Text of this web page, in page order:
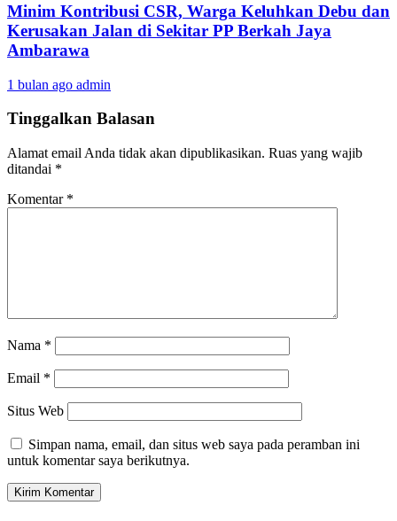
Minim Kontribusi CSR, Warga Keluhkan Debu dan
Kerusakan Jalan di Sekitar PP Berkah Jaya
Ambarawa‎
1 bulan ago admin
Tinggalkan Balasan
Alamat email Anda tidak akan dipublikasikan. Ruas yang wajib
ditandai *
Komentar *
Nama *
Email *
Situs Web
Simpan nama, email, dan situs web saya pada peramban ini
untuk komentar saya berikutnya.